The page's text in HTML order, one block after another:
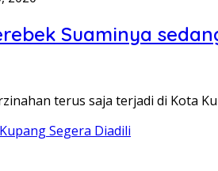
Suaminya
terus saja terjadi di Kota